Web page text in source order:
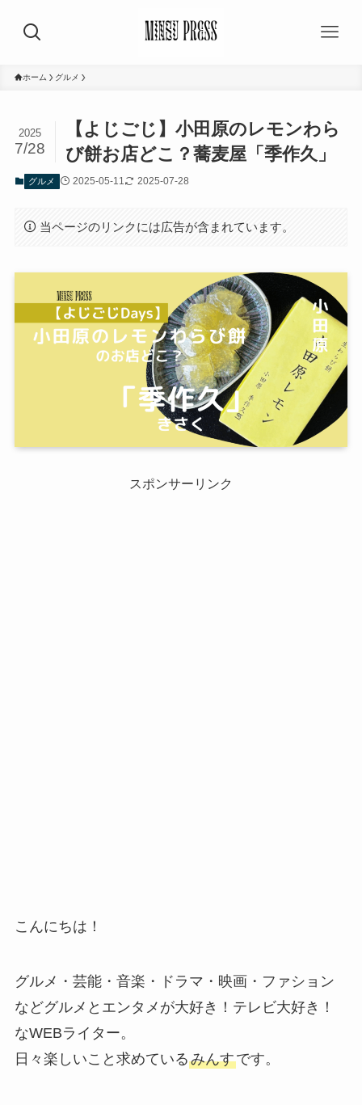
ホーム グルメ
【よじごじ】小田原のレモンわら
び餅お店どこ？蕎麦屋「季作久」
2025
7/28
グルメ 2025-05-11 2025-07-28
当ページのリンクには広告が含まれています。
スポンサーリンク
こんにちは！
グルメ・芸能・音楽・ドラマ・映画・ファション
などグルメとエンタメが大好き！テレビ大好き！
なWEBライター。
日々楽しいこと求めているみんすです。